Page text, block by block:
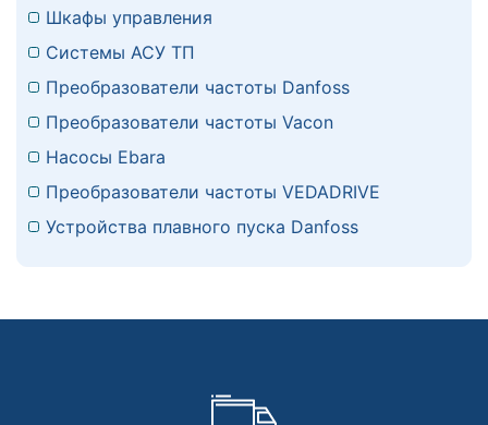
Шкафы управления
Системы АСУ ТП
Преобразователи частоты Danfoss
Преобразователи частоты Vacon
Насосы Ebara
Преобразователи частоты VEDADRIVE
Устройства плавного пуска Danfoss